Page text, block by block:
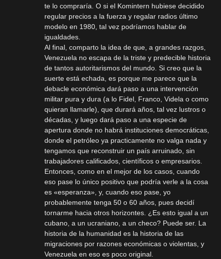
te lo compraría. O si el Komintern hubiese decidido
regular precios a la fuerza y regalar radios último
modelo en 1980, tal vez podríamos hablar de
igualdades.
Al final, comparto la idea de que, a grandes razgos,
Venezuela no escapa de la triste y predecible historia
de tantos autoritarismos del mundo. Si creo que la
suerte está echada, es porque me parece que la
debacle económica dará paso a una intervención
militar pura y dura (a lo Fidel, Franco, Videla o como
quieran llamarle), que durará años, tal vez lustros o
décadas, y luego dará paso a una especie de
apertura donde no habrá instituciones democráticas,
donde el petróleo ya practicamente no valga nada y
tengamos que reconstruir un país arruinado, sin
trabajadores calificados, científicos o empresarios.
Entonces, como en el mejor de los casos, cuando
eso pase lo único positivo que podría verle a la cosa
es «esperanza», y, cuando eso pase, yo
probablemente tenga 50 o 60 años, pues decidí
tornarme hacia otros horizontes. ¿Es esto igual a un
cubano, a un ucraniano, a un checo? Puede ser. La
historia de la humanidad es la historia de las
migraciones por razones económicas o violentas, y
Venezuela en eso es poco original.